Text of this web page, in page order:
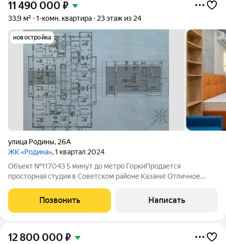
11 490 000 ₽
33,9 м² 1-комн. квартира 23 этаж из 24
новостройка
улица Родины, 26А
ЖК «Родина», 1 квартал 2024
Объект №117043 5 минут до метро ГоркиПродается
просторная студия в Советском районе Казани! Отличное
шаговой доступности. Описание квартиры: Район: Советский, г.
Казань Этаж: 23/24этаж Площадь: 33,9
Позвонить Написать
12 800 000 ₽